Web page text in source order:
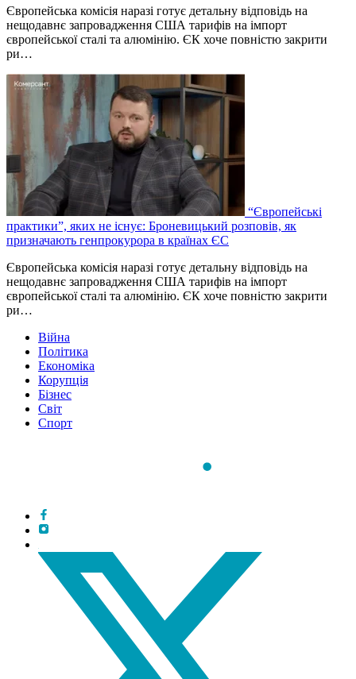
Європейська комісія наразі готує детальну відповідь на
нещодавнє запровадження США тарифів на імпорт
європейської сталі та алюмінію. ЄК хоче повністю закрити
ри…
“Європейські
практики”, яких не існує: Броневицький розповів, як
призначають генпрокурора в країнах ЄС
Європейська комісія наразі готує детальну відповідь на
нещодавнє запровадження США тарифів на імпорт
європейської сталі та алюмінію. ЄК хоче повністю закрити
ри…
Війна
Політика
Економіка
Корупція
Бізнес
Світ
Спорт